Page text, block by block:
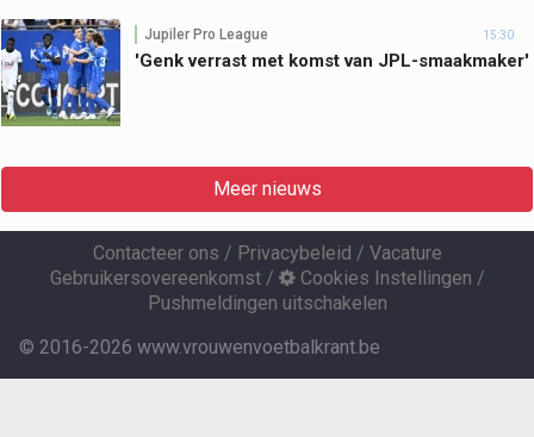
Jupiler Pro League 15:30
'Genk verrast met komst van JPL-smaakmaker'
Meer nieuws
Contacteer ons / Privacybeleid / Vacature
Gebruikersovereenkomst/ Cookies Instellingen /
Pushmeldingen uitschakelen
© 2016-2026 www.vrouwenvoetbalkrant.be